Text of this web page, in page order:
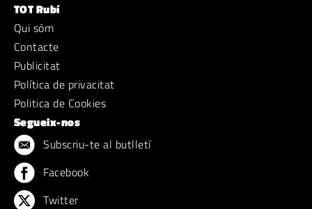
TOT Rubí
Qui sóm
Contacte
Publicitat
Política de privacitat
Politica de Cookies
Segueix-nos
Subscriu-te al butlletí
Facebook
Twitter